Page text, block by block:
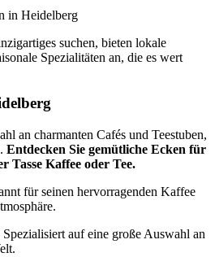
in Heidelberg
suchen, bieten lokale
Spezialitäten an, die es wert
an charmanten Cafés und Teestuben,
Entdecken Sie gemütliche Ecken für
Tasse Kaffee oder Tee.
für seinen hervorragenden Kaffee
Spezialisiert auf eine große Auswahl an